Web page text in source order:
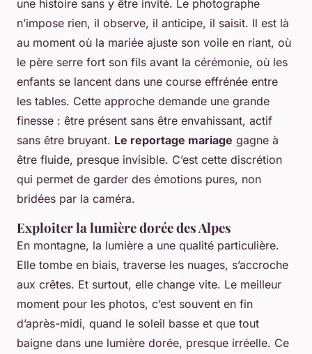
une histoire sans y être invité. Le photographe
n’impose rien, il observe, il anticipe, il saisit. Il est là
au moment où la mariée ajuste son voile en riant, où
le père serre fort son fils avant la cérémonie, où les
enfants se lancent dans une course effrénée entre
les tables. Cette approche demande une grande
finesse : être présent sans être envahissant, actif
sans être bruyant. Le reportage mariage gagne à
être fluide, presque invisible. C’est cette discrétion
qui permet de garder des émotions pures, non
bridées par la caméra.
Exploiter la lumière dorée des Alpes
En montagne, la lumière a une qualité particulière.
Elle tombe en biais, traverse les nuages, s’accroche
aux crêtes. Et surtout, elle change vite. Le meilleur
moment pour les photos, c’est souvent en fin
d’après-midi, quand le soleil basse et que tout
baigne dans une lumière dorée, presque irréelle. Ce